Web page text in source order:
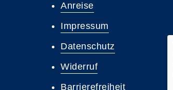
Anreise
Impressum
Datenschutz
Widerruf
Barrierefreiheit